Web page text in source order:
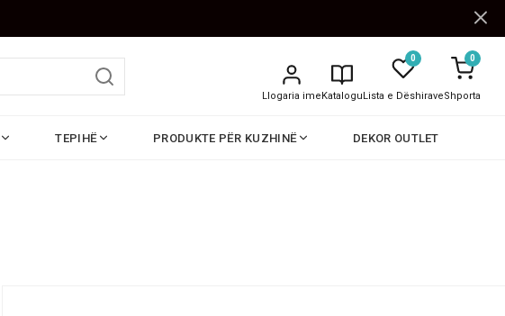
Llogaria imeKatalogu
0
Lista e Dëshirave
0
Shporta
TEPIHË PRODUKTE PËR KUZHINË DEKOR OUTLET